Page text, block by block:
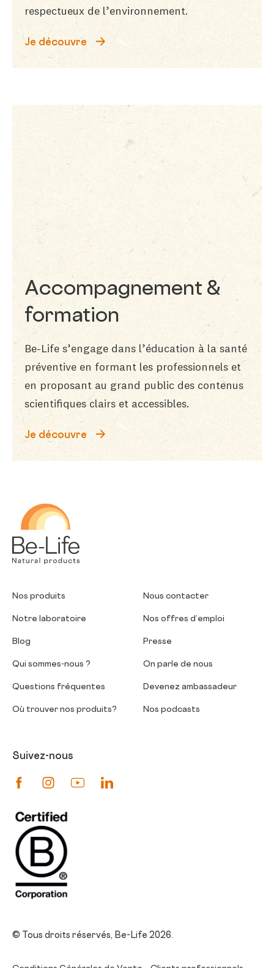
respectueux de l’environnement.
Je découvre
Accompagnement &
formation
Be-Life s’engage dans l’éducation à la santé
préventive en formant les professionnels et
en proposant au grand public des contenus
scientifiques clairs et accessibles.
Je découvre
Nos produits
Notre laboratoire
Blog
Qui sommes-nous ?
Questions fréquentes
Où trouver nos produits?
Nous contacter
Nos offres d’emploi
Presse
On parle de nous
Devenez ambassadeur
Nos podcasts
Suivez-nous
Suivez-nous sur Facebook
Suivez-nous sur Instagram
Suivez-nous sur Youtube
© Tous droits réservés, Be-Life 2026.